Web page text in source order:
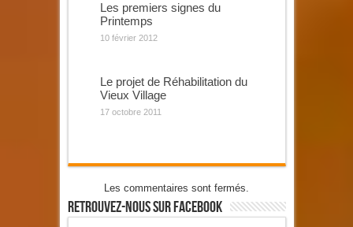
Les premiers signes du
Printemps
10 février 2012
Le projet de Réhabilitation du
Vieux Village
17 octobre 2011
Les commentaires sont fermés.
Retrouvez-Nous Sur Facebook